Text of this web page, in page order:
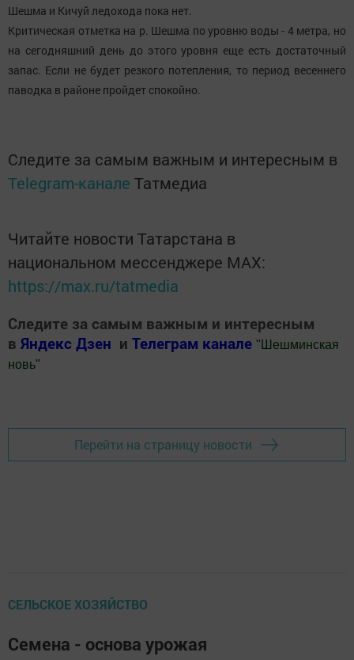
Шешма и Кичуй ледохода пока нет.
Критическая отметка на р. Шешма по уровню воды - 4 метра, но
на сегодняшний день до этого уровня еще есть достаточный
запас. Если не будет резкого потепления, то период весеннего
паводка в районе пройдет спокойно.
Следите за самым важным и интересным в
Telegram-канале Татмедиа
Читайте новости Татарстана в
национальном мессенджере MАХ:
https://max.ru/tatmedia
Следите за самым важным и интересным
в Яндекс Дзен и Телеграм канале " Шешминская
новь"
Перейти на страницу новости
СЕЛЬСКОЕ ХОЗЯЙСТВО
Семена - основа урожая